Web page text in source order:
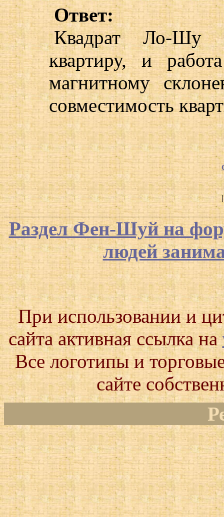
Ответ:
Квадрат Ло-Шу
квартиру, и
магнитному
совместимость
Раздел Фен-Шуй на
людей
При использовании и
сайта активная ссылка на
Все логотипы и
сайте